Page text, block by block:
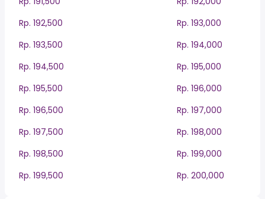
Rp. 192,500
Rp. 193,000
Rp. 193,500
Rp. 194,000
Rp. 194,500
Rp. 195,000
Rp. 195,500
Rp. 196,000
Rp. 196,500
Rp. 197,000
Rp. 197,500
Rp. 198,000
Rp. 198,500
Rp. 199,000
Rp. 199,500
Rp. 200,000